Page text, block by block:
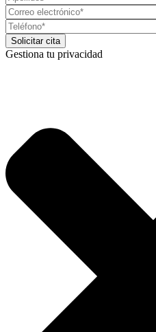
Gestiona tu privacidad